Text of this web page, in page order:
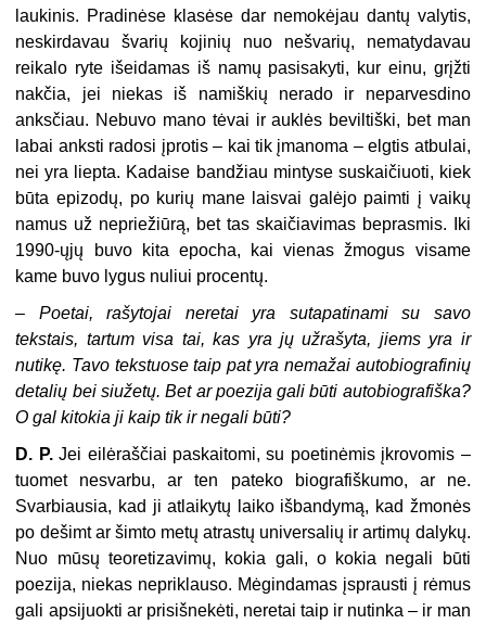
laukinis. Pradinėse klasėse dar nemokėjau dantų valytis,
neskirdavau švarių kojinių nuo nešvarių, nematydavau
reikalo ryte išeidamas iš namų pasisakyti, kur einu, grįžti
nakčia, jei niekas iš namiškių nerado ir neparvesdino
anksčiau. Nebuvo mano tėvai ir auklės beviltiški, bet man
labai anksti radosi įprotis – kai tik įmanoma – elgtis atbulai,
nei yra liepta. Kadaise bandžiau mintyse suskaičiuoti, kiek
būta epizodų, po kurių mane laisvai galėjo paimti į vaikų
namus už nepriežiūrą, bet tas skaičiavimas beprasmis. Iki
1990-ųjų buvo kita epocha, kai vienas žmogus visame
kame buvo lygus nuliui procentų.
– Poetai, rašytojai neretai yra sutapatinami su savo
tekstais, tartum visa tai, kas yra jų užrašyta, jiems yra ir
nutikę. Tavo tekstuose taip pat yra nemažai autobiografinių
detalių bei siužetų. Bet ar poezija gali būti autobiografiška?
O gal kitokia ji kaip tik ir negali būti?
D. P.Jei eilėraščiai paskaitomi, su poetinėmis įkrovomis –
tuomet nesvarbu, ar ten pateko biografiškumo, ar ne.
Svarbiausia, kad ji atlaikytų laiko išbandymą, kad žmonės
po dešimt ar šimto metų atrastų universalių ir artimų dalykų.
Nuo mūsų teoretizavimų, kokia gali, o kokia negali būti
poezija, niekas nepriklauso. Mėgindamas įsprausti į rėmus
gali apsijuokti ar prisišnekėti, neretai taip ir nutinka – ir man